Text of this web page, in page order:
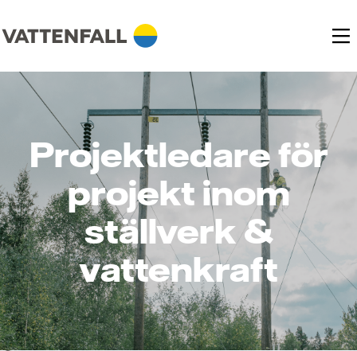
Projektledare för
projekt inom
ställverk &
vattenkraft